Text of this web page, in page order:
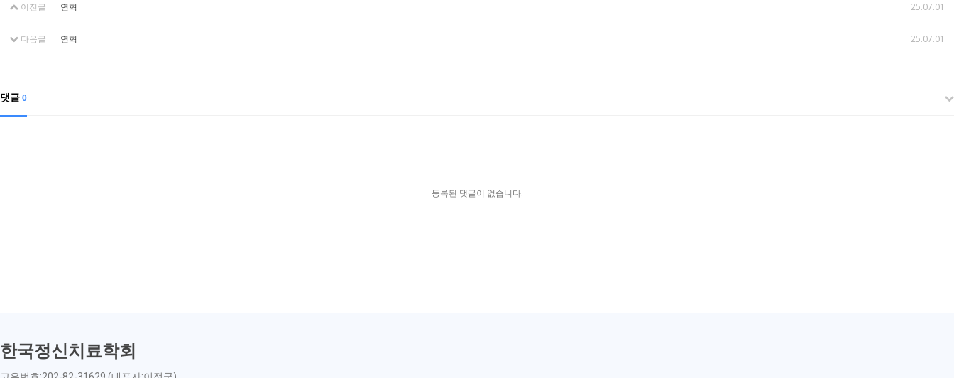
이전글 연혁 25.07.01
다음글 연혁 25.07.01
댓글 0
등록된 댓글이 없습니다.
한국정신치료학회